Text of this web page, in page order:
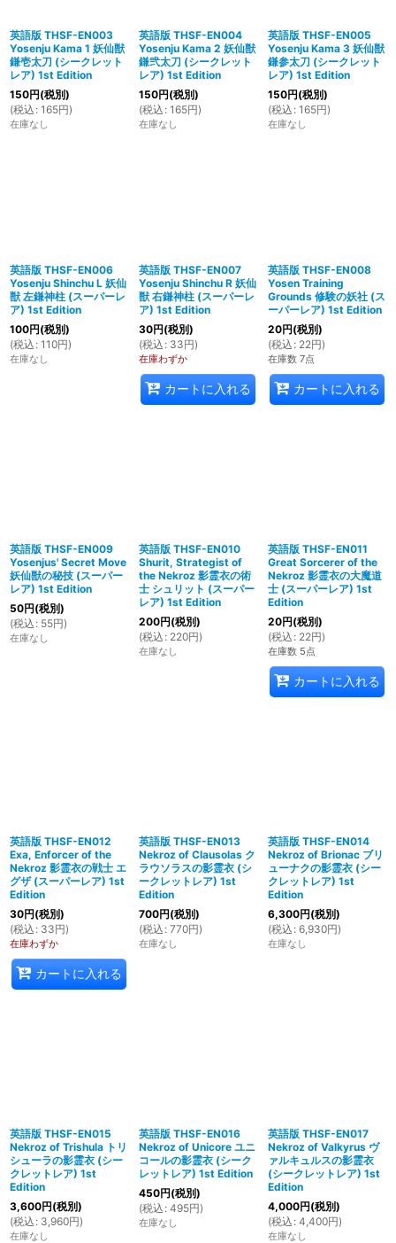
英語版 THSF-EN003
Yosenju Kama 1 妖仙獣
鎌壱太刀 (シークレット
レア) 1st Edition
150円(税別)
(税込 : 165円)
在庫なし
英語版 THSF-EN004
Yosenju Kama 2 妖仙獣
鎌弐太刀 (シークレット
レア) 1st Edition
150円(税別)
(税込 : 165円)
在庫なし
英語版 THSF-EN005
Yosenju Kama 3 妖仙獣
鎌参太刀 (シークレット
レア) 1st Edition
150円(税別)
(税込 : 165円)
在庫なし
英語版 THSF-EN006
Yosenju Shinchu L 妖仙
獣 左鎌神柱 (スーパーレ
ア) 1st Edition
100円(税別)
(税込 : 110円)
在庫なし
英語版 THSF-EN007
Yosenju Shinchu R 妖仙
獣 右鎌神柱 (スーパーレ
ア) 1st Edition
30円(税別)
(税込 : 33円)
在庫わずか
カートに入れる
英語版 THSF-EN008
Yosen Training
Grounds 修験の妖社 (ス
ーパーレア) 1st Edition
20円(税別)
(税込 : 22円)
在庫数 7点
カートに入れる
英語版 THSF-EN009
Yosenjus' Secret Move
妖仙獣の秘技 (スーパー
レア) 1st Edition
50円(税別)
(税込 : 55円)
在庫なし
英語版 THSF-EN010
Shurit, Strategist of
the Nekroz 影霊衣の術
士 シュリット (スーパー
レア) 1st Edition
200円(税別)
(税込 : 220円)
在庫なし
英語版 THSF-EN011
Great Sorcerer of the
Nekroz 影霊衣の大魔道
士 (スーパーレア) 1st
Edition
20円(税別)
(税込 : 22円)
在庫数 5点
カートに入れる
英語版 THSF-EN012
Exa, Enforcer of the
Nekroz 影霊衣の戦士 エ
グザ (スーパーレア) 1st
Edition
30円(税別)
(税込 : 33円)
在庫わずか
カートに入れる
英語版 THSF-EN013
Nekroz of Clausolas ク
ラウソラスの影霊衣 (シ
ークレットレア) 1st
Edition
700円(税別)
(税込 : 770円)
在庫なし
英語版 THSF-EN014
Nekroz of Brionac ブリ
ューナクの影霊衣 (シー
クレットレア) 1st
Edition
6,300円(税別)
(税込 : 6,930円)
在庫なし
英語版 THSF-EN015
Nekroz of Trishula トリ
シューラの影霊衣 (シー
クレットレア) 1st
Edition
3,600円(税別)
(税込 : 3,960円)
在庫なし
英語版 THSF-EN016
Nekroz of Unicore ユニ
コールの影霊衣 (シーク
レットレア) 1st Edition
450円(税別)
(税込 : 495円)
在庫なし
英語版 THSF-EN017
Nekroz of Valkyrus ヴ
ァルキュルスの影霊衣
(シークレットレア) 1st
Edition
4,000円(税別)
(税込 : 4,400円)
在庫なし